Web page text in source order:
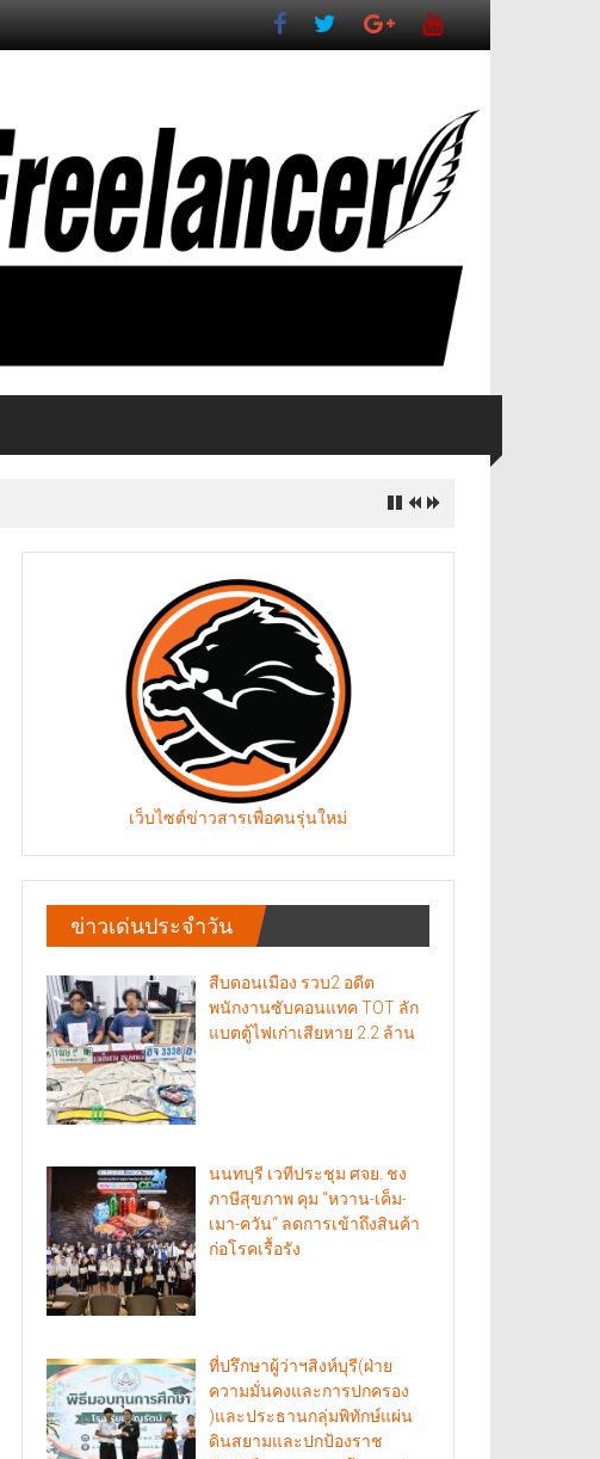
เว็บไซต์ข่าวสารเพื่อคนรุ่นใหม่
ข่าวเด่นประจำวัน
สืบดอนเมือง รวบ2 อดีต
พนักงานซับคอนแทค TOT ลัก
แบตตู้ไฟเก่าเสียหาย 2.2 ล้าน
นนทบุรี เวทีประชุม ศจย. ชง
ภาษีสุขภาพ คุม “หวาน-เค็ม-
เมา-ควัน“ ลดการเข้าถึงสินค้า
ก่อโรคเรื้อรัง
ที่ปรึกษาผู้ว่าฯสิงห์บุรี(ฝ่าย
ความมั่นคงและการปกครอง
)และประธานกลุ่มพิทักษ์แผ่น
ดินสยามและปกป้องราช